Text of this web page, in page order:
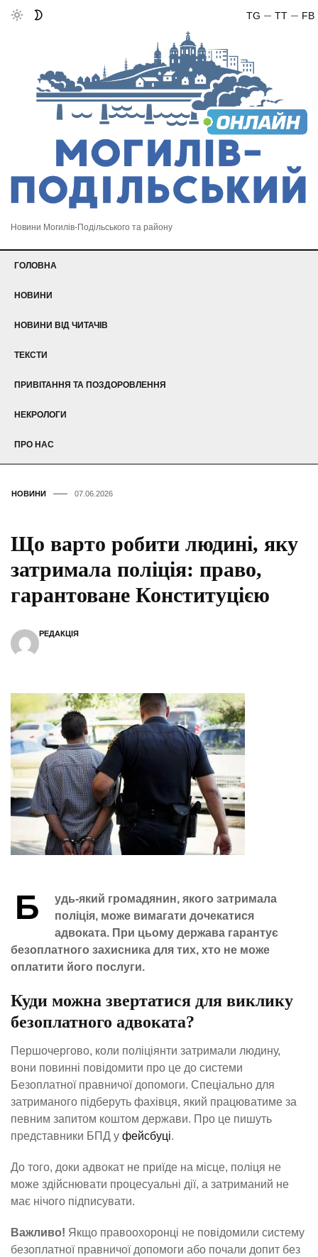
FB
TT
TG
Новини Могилів-Подільського та району
ГОЛОВНА
НОВИНИ
НОВИНИ ВІД ЧИТАЧІВ
ТЕКСТИ
ПРИВІТАННЯ ТА ПОЗДОРОВЛЕННЯ
НЕКРОЛОГИ
ПРО НАС
НОВИНИ 07.06.2026
Що варто робити людині, яку
затримала поліція: право,
гарантоване Конституцією
РЕДАКЦІЯ
Б
удь-який громадянин, якого затримала
поліція, може вимагати дочекатися
адвоката. При цьому держава гарантує
безоплатного захисника для тих, хто не може
оплатити його послуги.
Куди можна звертатися для виклику
безоплатного адвоката?
Першочергово, коли поліціянти затримали людину,
вони повинні повідомити про це до системи
Безоплатної правничої допомоги. Спеціально для
затриманого підберуть фахівця, який працюватиме за
певним запитом коштом держави. Про це пишуть
представники БПД у фейсбуці.
До того, доки адвокат не приїде на місце, поліця не
може здійснювати процесуальні дії, а затриманий не
має нічого підписувати.
Важливо! Якщо правоохоронці не повідомили систему
безоплатної правничої допомоги або почали допит без